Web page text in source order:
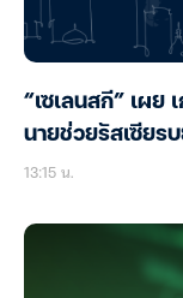
“เซเลนสกี” เผย
นายช่วยรัสเซียร
13:15 น.